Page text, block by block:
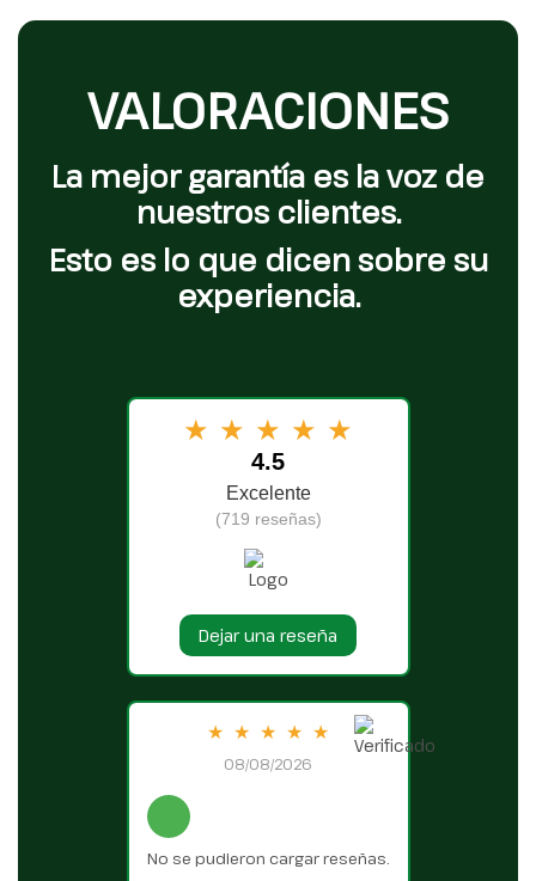
VALORACIONES
La mejor garantía es la voz de
nuestros clientes.
Esto es lo que dicen sobre su
experiencia.
★ ★ ★ ★ ★
4.5
Excelente
(719 reseñas)
Dejar una reseña
★ ★ ★ ★ ★
08/08/2026
No se pudieron cargar reseñas.